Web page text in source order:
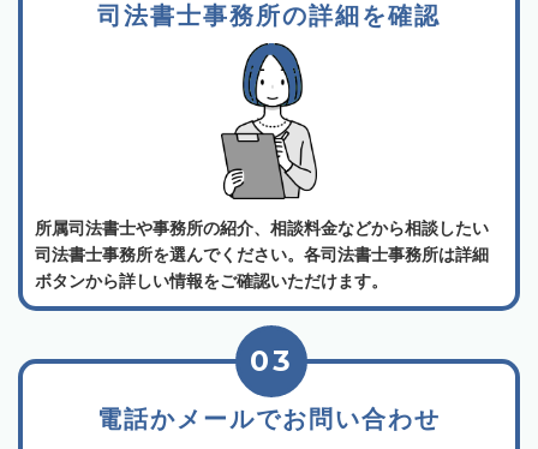
司法書士事務所の詳細を確認
所属司法書士や事務所の紹介、相談料金などから相談したい
司法書士事務所を選んでください。各司法書士事務所は詳細
ボタンから詳しい情報をご確認いただけます。
電話かメールでお問い合わせ
03